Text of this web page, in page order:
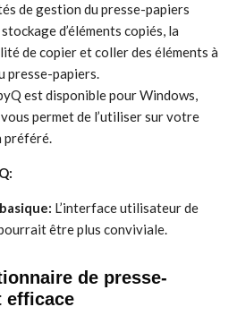
de gestion du presse-papiers
d’éléments copiés, la
de copier et coller des éléments à
presse-papiers.
est disponible pour Windows,
permet de l’utiliser sur votre
préféré.
L’interface utilisateur de
être plus conviviale.
de presse-
efficace